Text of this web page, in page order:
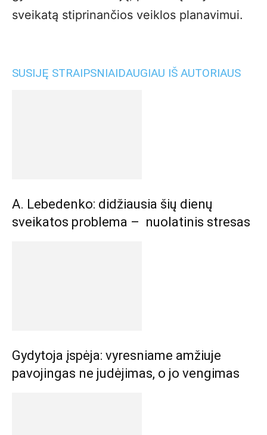
sveikatą stiprinančios veiklos planavimui.
SUSIJĘ STRAIPSNIAIDAUGIAU IŠ AUTORIAUS
A. Lebedenko: didžiausia šių dienų
sveikatos problema – nuolatinis stresas
Gydytoja įspėja: vyresniame amžiuje
pavojingas ne judėjimas, o jo vengimas